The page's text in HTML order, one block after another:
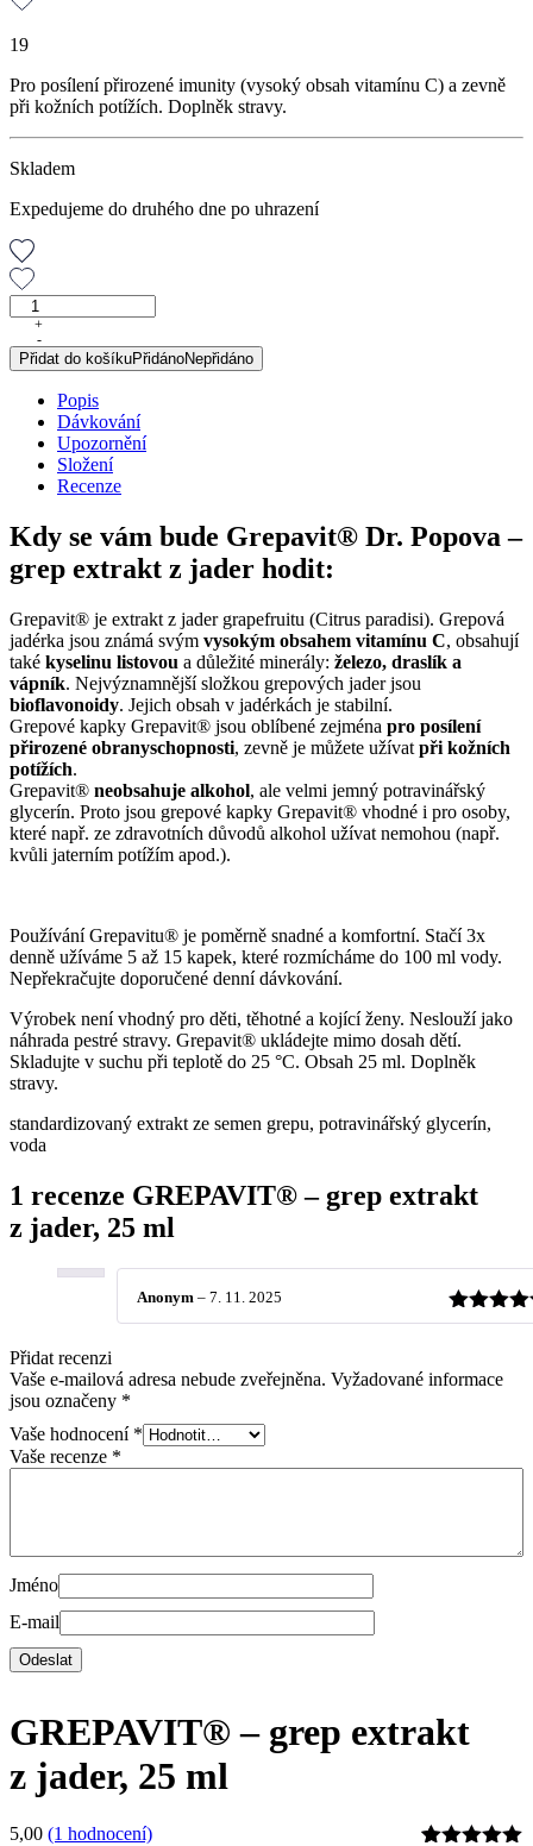
19
Pro posílení přirozené imunity (vysoký obsah vitamínu C) a zevně
při kožních potížích. Doplněk stravy.
Skladem
Expedujeme do druhého dne po uhrazení
GREPAVIT®
grep
extrakt
množství
+
-
Přidat do košíkuPřidánoNepřidáno
Popis
Dávkování
Upozornění
Složení
Recenze
Kdy se vám bude Grepavit® Dr. Popova –
grep extrakt z jader hodit:
Grepavit® je extrakt z jader grapefruitu (Citrus paradisi). Grepová
jadérka jsou známá svým vysokým obsahem vitamínu C, obsahují
také kyselinu listovou a důležité minerály: železo, draslík a
vápník. Nejvýznamnější složkou grepových jader jsou
bioflavonoidy. Jejich obsah v jadérkách je stabilní.
Grepové kapky Grepavit® jsou oblíbené zejména pro posílení
přirozené obranyschopnosti, zevně je můžete užívat při kožních
potížích.
Grepavit® neobsahuje alkohol, ale velmi jemný potravinářský
glycerín. Proto jsou grepové kapky Grepavit® vhodné i pro osoby,
které např. ze zdravotních důvodů alkohol užívat nemohou (např.
kvůli jaterním potížím apod.).
Používání Grepavitu® je poměrně snadné a komfortní. Stačí 3x
denně užíváme 5 až 15 kapek, které rozmícháme do 100 ml vody.
Nepřekračujte doporučené denní dávkování.
Výrobek není vhodný pro děti, těhotné a kojící ženy. Neslouží jako
náhrada pestré stravy. Grepavit® ukládejte mimo dosah dětí.
Skladujte v suchu při teplotě do 25 °C. Obsah 25 ml. Doplněk
stravy.
standardizovaný extrakt ze semen grepu, potravinářský glycerín,
voda
1 recenze GREPAVIT® – grep extrakt
z jader, 25 ml
Anonym – 7. 11. 2025
Přidat recenzi
Vaše e-mailová adresa nebude zveřejněna. Vyžadované informace
jsou označeny *
Vaše hodnocení *
Vaše recenze *
Jméno
E-mail
GREPAVIT® – grep extrakt
z jader, 25 ml
5,00 (1 hodnocení)